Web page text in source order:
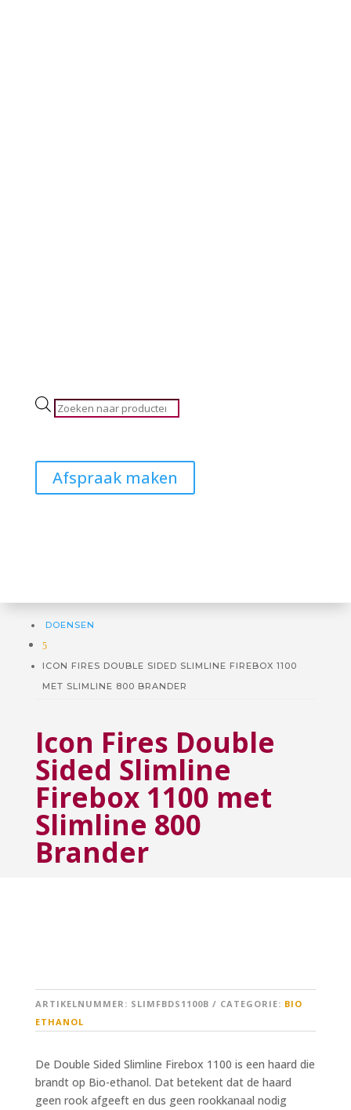
Producten
Afspraak maken
DOENSEN
5
ICON FIRES DOUBLE SIDED SLIMLINE FIREBOX 1100
MET SLIMLINE 800 BRANDER
Icon Fires Double
Sided Slimline
Firebox 1100 met
Slimline 800
Brander
ARTIKELNUMMER: SLIMFBDS1100B CATEGORIE: BIO
ETHANOL
De Double Sided Slimline Firebox 1100 is een haard die
brandt op Bio-ethanol. Dat betekent dat de haard
geen rook afgeeft en dus geen rookkanaal nodig